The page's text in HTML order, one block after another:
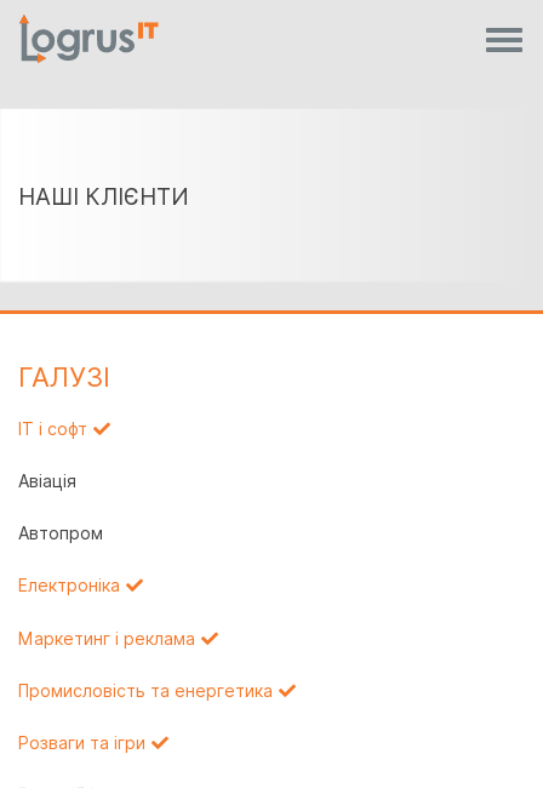
НАШІ КЛІЄНТИ
ГАЛУЗI
IT і софт
Авіація
Автопром
Електроніка
Маркетинг і реклама
Промисловість та енергетика
Розваги та ігри